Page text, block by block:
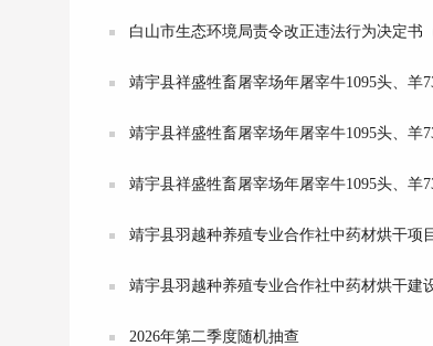
白山市生态环境局责令改正违法行为决定书
靖宇县祥盛牲畜屠宰场年屠宰牛1095头、羊
靖宇县祥盛牲畜屠宰场年屠宰牛1095头、羊
靖宇县祥盛牲畜屠宰场年屠宰牛1095头、羊
靖宇县羽越种养殖专业合作社中药材烘干项
靖宇县羽越种养殖专业合作社中药材烘干建
2026年第二季度随机抽查